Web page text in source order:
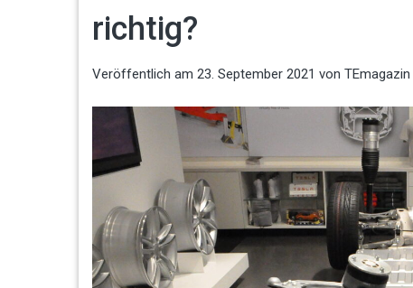
richtig?
Veröffentlich am 23. September 2021 von TEmagazin